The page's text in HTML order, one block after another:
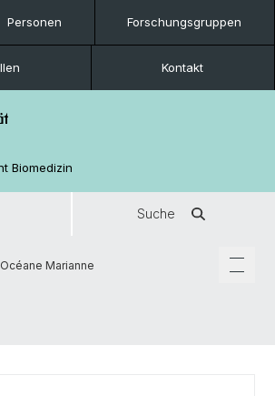
Personen Forschungsgruppen
Kontakt
Biomedizin
Suche
Marianne